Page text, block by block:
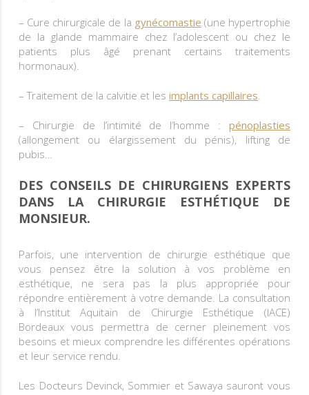
– Cure chirurgicale de la gynécomastie (une hypertrophie
de la glande mammaire chez l’adolescent ou chez le
patients plus âgé prenant certains traitements
hormonaux).
– Traitement de la calvitie et lesimplants capillaires.
– Chirurgie de l’intimité de l’homme : pénoplasties
(allongement ou élargissement du pénis), lifting de
pubis…
DES CONSEILS DE CHIRURGIENS EXPERTS
DANS LA CHIRURGIE ESTHÉTIQUE DE
MONSIEUR.
Parfois, une intervention de chirurgie esthétique que
vous pensez être la solution à vos problème en
esthétique, ne sera pas la plus appropriée pour
répondre entièrement à votre demande. La consultation
à l’Institut Aquitain de Chirurgie Esthétique (IACE)
Bordeaux vous permettra de cerner pleinement vos
besoins et mieux comprendre les différentes opérations
et leur service rendu.
Les Docteurs Devinck, Sommier et Sawaya sauront vous